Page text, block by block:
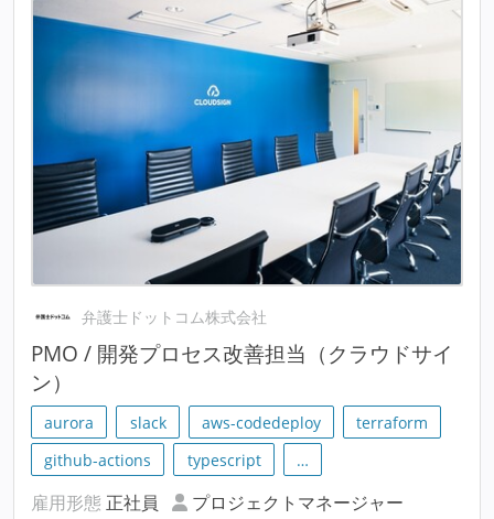
弁護士ドットコム株式会社
PMO / 開発プロセス改善担当（クラウドサイ
ン）
aurora slack aws-codedeploy
terraform
github-actions
typescript …
雇用形態 正社員
プロジェクトマネージャー